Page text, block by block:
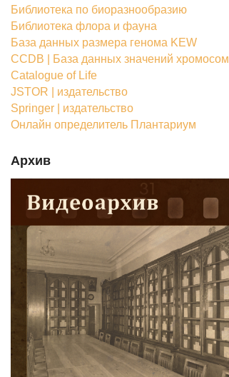
Библиотека по биоразнообразию
Библиотека флора и фауна
База данных размера генома KEW
CCDB | База данных значений хромосом
Catalogue of Life
JSTOR | издательство
Springer | издательство
Онлайн определитель Плантариум
Архив